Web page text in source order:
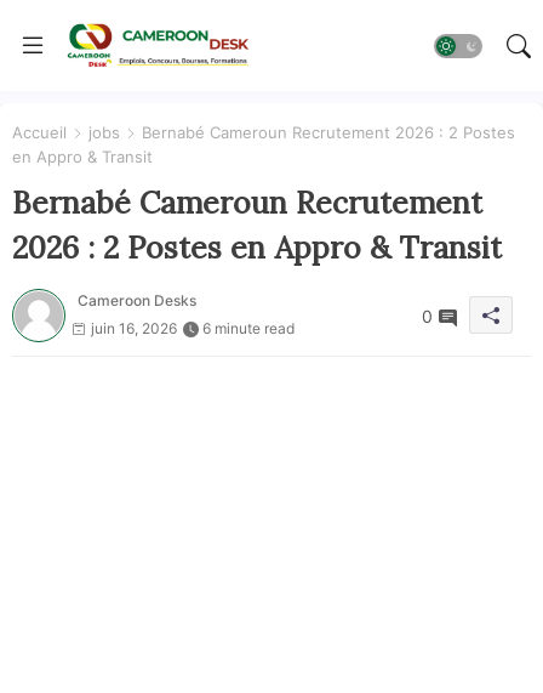
Accueil jobs
Bernabé Cameroun Recrutement 2026 : 2 Postes
en Appro & Transit
Bernabé Cameroun Recrutement
2026 : 2 Postes en Appro & Transit
Cameroon Desks
juin 16, 2026
6 minute read
0